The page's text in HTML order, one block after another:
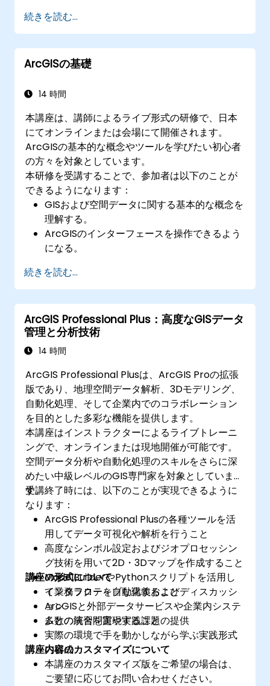
決策を扱うスキルの獲得
ArcGIS Enterprise環境の監視および維持管
理に必要なノウハウの習得
バックアップ・復旧処理やパフォーマンス最
続きを読む...
ArcGISの基礎
14 時間
本講座は、講師によるライブ形式の研修で、日本
にてオンラインまたは会場にて開催されます。
ArcGISの基本的な概念やツールを学びたい初心者
の方々を対象としています。
本研修を受講することで、参加者は以下のことが
できるようになります：
GISおよび空間データに関する基本的な概念を
理解する。
ArcGISのインターフェースを操作できるよう
になる。
基本的な空間解析を行うことができる。
地図や視覚化資料を作成することができる。
続きを読む...
ArcGIS Professional Plus：高度なGISデータ
管理と分析技術
14 時間
ArcGIS Professional Plusは、ArcGIS Proの拡張
版であり、地理空間データ解析、3Dモデリング、
自動化処理、そして企業内でのコラボレーション
を目的とした多彩な機能を提供します。
本講座はインストラクターによるライブトレーニ
ングで、オンラインまたは現地開催が可能です。
空間データ分析や自動化処理のスキルをさらに深
めたい中級レベルのGIS専門家を対象としていま
す。
受講終了時には、以下のことが実現できるように
なります：
ArcGIS Professional Plusの各種ツールを活
用してデータ可視化や解析を行うこと
高度なシンボル設定およびジオプロセッシン
グ技術を用いて2D・3Dマップを作成すること
ModelBuilderやPythonスクリプトを活用し
て業務フローを自動化すること
ArcGISと外部データサービスや企業内システ
ムとの統合を実現すること
講座の形式について
インタラクティブな講義およびディスカッシ
ョン
多数の演習問題や実践課題の提供
実際の環境で手を動かしながら学ぶ実践形式
の構成
講座内容のカスタマイズについて
本講座のカスタマイズ版をご希望の場合は、
ご要望に応じてお問い合わせください。